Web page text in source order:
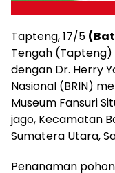
Tapteng, 17/5
Tengah (Tapteng)
dengan Dr. Herry
Nasional (BRIN)
Museum Fansuri
jago, Kecamatan
Sumatera Utara,
Penanaman